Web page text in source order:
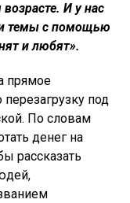
И у нас
темы с помощью
и любят».
прямое
под
По словам
денег на
рассказать